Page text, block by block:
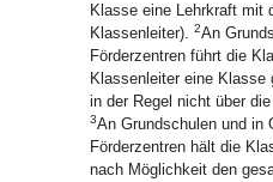
Klasse eine Lehrkraft mit
Klassenleiter). 2An
Förderzentren führt die
Klassenleiter eine
in der Regel nicht über
3An Grundschulen und in
Förderzentren hält die
nach Möglichkeit den